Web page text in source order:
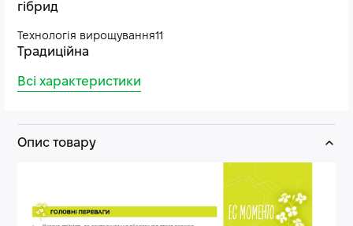
гібрид
Технологія вирощування11
Традиційна
Всі характеристики
Опис товару